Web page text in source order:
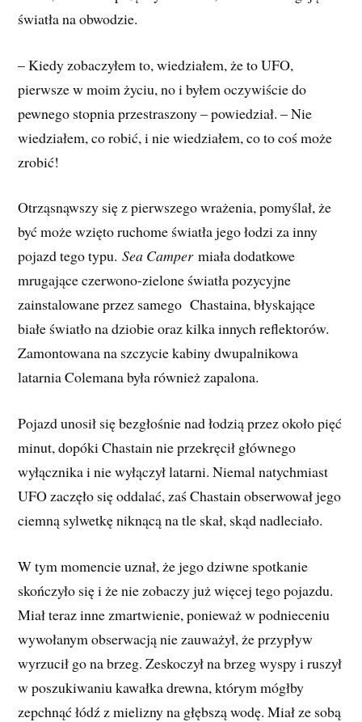
światła na obwodzie.
– Kiedy zobaczyłem to, wiedziałem, że to UFO,
pierwsze w moim życiu, no i byłem oczywiście do
pewnego stopnia przestraszony – powiedział. – Nie
wiedziałem, co robić, i nie wiedziałem, co to coś może
zrobić!
Otrząsnąwszy się z pierwszego wrażenia, pomyślał, że
być może wzięto ruchome światła jego łodzi za inny
pojazd tego typu.Sea Campermiała dodatkowe
mrugające czerwono-zielone światła pozycyjne
zainstalowane przez samego Chastaina, błyskające
białe światło na dziobie oraz kilka innych reflektorów.
Zamontowana na szczycie kabiny dwupalnikowa
latarnia Colemana była również zapalona.
Pojazd unosił się bezgłośnie nad łodzią przez około pięć
minut, dopóki Chastain nie przekręcił głównego
wyłącznika i nie wyłączył latarni. Niemal natychmiast
UFO zaczęło się oddalać, zaś Chastain obserwował jego
ciemną sylwetkę niknącą na tle skał, skąd nadleciało.
W tym momencie uznał, że jego dziwne spotkanie
skończyło się i że nie zobaczy już więcej tego pojazdu.
Miał teraz inne zmartwienie, ponieważ w podnieceniu
wywołanym obserwacją nie zauważył, że przypływ
wyrzucił go na brzeg. Zeskoczył na brzeg wyspy i ruszył
w poszukiwaniu kawałka drewna, którym mógłby
zepchnąć łódź z mielizny na głębszą wodę. Miał ze sobą